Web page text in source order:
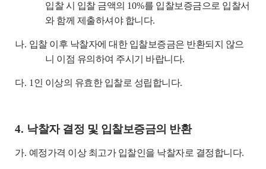
입찰 시 입찰 금액의 10%를 입찰보증금으로 입찰서
와 함께 제출하셔야 합니다.
나. 입찰 이후 낙찰자에 대한 입찰보증금은 반환되지 않으
니 이점 유의하여 주시기 바랍니다.
다. 1 인 이상의 유효한 입찰로 성립합니다.
4. 낙찰자 결정 및 입찰보증금의 반환
가. 예정가격 이상 최고가 입찰인을 낙찰자로 결정합니다.